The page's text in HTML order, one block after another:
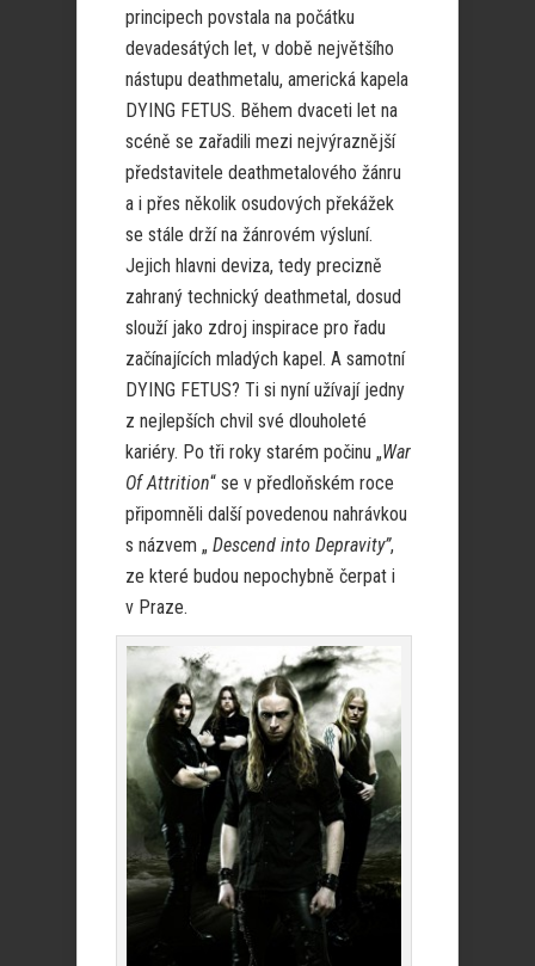
principech povstala na počátku
devadesátých let, v době největšího
nástupu deathmetalu, americká kapela
DYING FETUS. Během dvaceti let na
scéně se zařadili mezi nejvýraznější
představitele deathmetalového žánru
a i přes několik osudových překážek
se stále drží na žánrovém výsluní.
Jejich hlavni deviza, tedy precizně
zahraný technický deathmetal, dosud
slouží jako zdroj inspirace pro řadu
začínajících mladých kapel. A samotní
DYING FETUS? Ti si nyní užívají jedny
z nejlepších chvil své dlouholeté
kariéry. Po tři roky starém počinu „War
Of Attrition“ se v předloňském roce
připomněli další povedenou nahrávkou
s názvem „ Descend into Depravity”,
ze které budou nepochybně čerpat i
v Praze.